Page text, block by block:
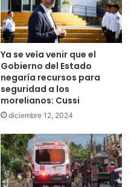
Ya se veía venir que el
Gobierno del Estado
negaría recursos para
seguridad a los
morelianos: Cussi
diciembre 12, 2024